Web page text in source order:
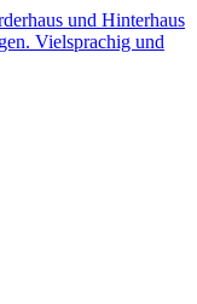
und Hinterhaus
Vielsprachig und